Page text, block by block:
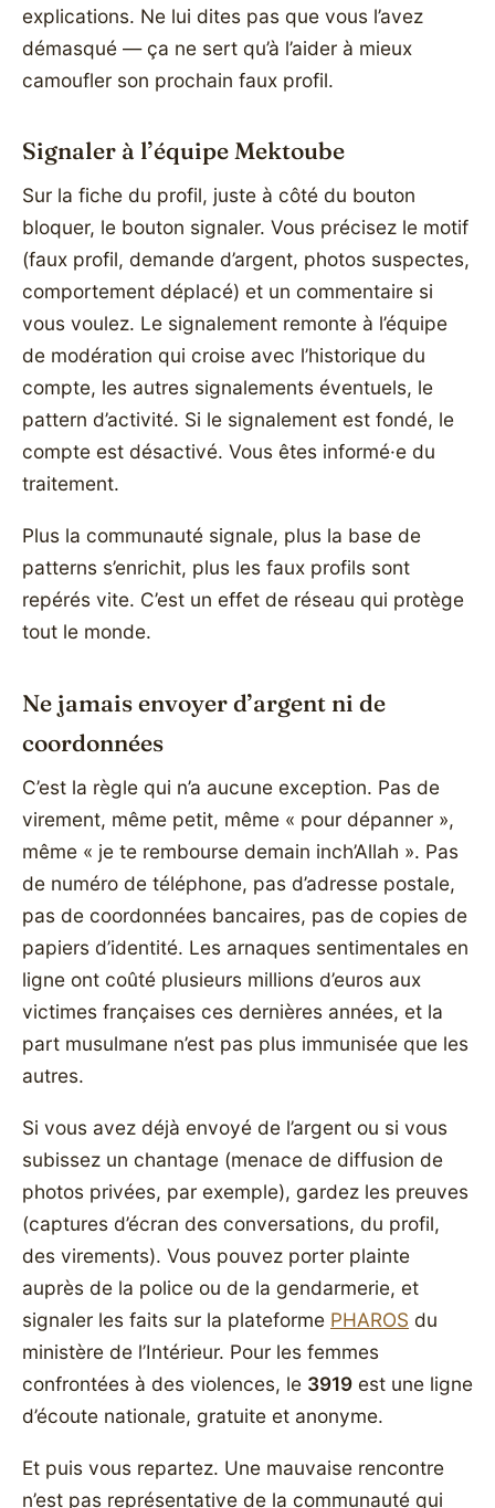
explications. Ne lui dites pas que vous l’avez
démasqué — ça ne sert qu’à l’aider à mieux
camoufler son prochain faux profil.
Signaler à l’équipe Mektoube
Sur la fiche du profil, juste à côté du bouton
bloquer, le bouton signaler. Vous précisez le motif
(faux profil, demande d’argent, photos suspectes,
comportement déplacé) et un commentaire si
vous voulez. Le signalement remonte à l’équipe
de modération qui croise avec l’historique du
compte, les autres signalements éventuels, le
pattern d’activité. Si le signalement est fondé, le
compte est désactivé. Vous êtes informé·e du
traitement.
Plus la communauté signale, plus la base de
patterns s’enrichit, plus les faux profils sont
repérés vite. C’est un effet de réseau qui protège
tout le monde.
Ne jamais envoyer d’argent ni de
coordonnées
C’est la règle qui n’a aucune exception. Pas de
virement, même petit, même « pour dépanner »,
même « je te rembourse demain inch’Allah ». Pas
de numéro de téléphone, pas d’adresse postale,
pas de coordonnées bancaires, pas de copies de
papiers d’identité. Les arnaques sentimentales en
ligne ont coûté plusieurs millions d’euros aux
victimes françaises ces dernières années, et la
part musulmane n’est pas plus immunisée que les
autres.
Si vous avez déjà envoyé de l’argent ou si vous
subissez un chantage (menace de diffusion de
photos privées, par exemple), gardez les preuves
(captures d’écran des conversations, du profil,
des virements). Vous pouvez porter plainte
auprès de la police ou de la gendarmerie, et
signaler les faits sur la plateforme PHAROS du
ministère de l’Intérieur. Pour les femmes
confrontées à des violences, le 3919 est une ligne
d’écoute nationale, gratuite et anonyme.
Et puis vous repartez. Une mauvaise rencontre
n’est pas représentative de la communauté qui